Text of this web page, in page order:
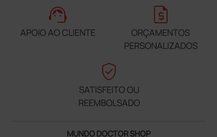
support_agent
APOIO AO CLIENTE
request_quote
ORÇAMENTOS
PERSONALIZADOS
verified_user
SATISFEITO OU
REEMBOLSADO
MUNDO DOCTOR SHOP